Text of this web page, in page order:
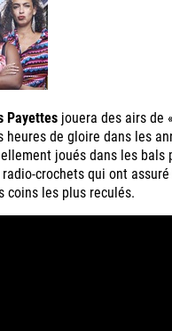
Payettes jouera des airs de
heures de gloire dans les
joués dans les bals
crochets qui ont
coins les plus reculés.